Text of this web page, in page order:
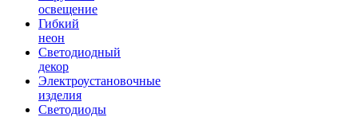
освещение
Гибкий
неон
Светодиодный
декор
Электроустановочные
изделия
Светодиоды